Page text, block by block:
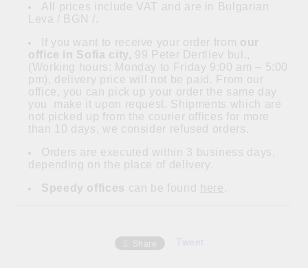
All prices include VAT and are in Bulgarian
Leva / BGN /.
If you want to receive your order from our
office in Sofia city, 99 Peter Dertliev bul.,
(Working hours: Monday to Friday 9:00 am – 5:00
pm), delivery price will not be paid. From our
office, you can pick up your order the same day
you make it upon request. Shipments which are
not picked up from the courier offices for more
than 10 days, we consider refused orders.
Orders are executed within 3 business days,
depending on the place of delivery.
Speedy offices can be found here .
Share Tweet